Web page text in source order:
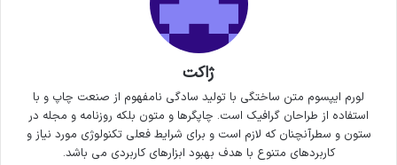
ژاکت
لورم ایپسوم متن ساختگی با تولید سادگی نامفهوم از صنعت چاپ و با
استفاده از طراحان گرافیک است. چاپگرها و متون بلکه روزنامه و مجله در
ستون و سطرآنچنان که لازم است و برای شرایط فعلی تکنولوژی مورد نیاز و
کاربردهای متنوع با هدف بهبود ابزارهای کاربردی می باشد.